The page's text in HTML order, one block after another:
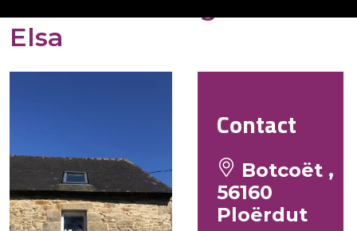
Elsa
Contact
Botcoët ,
56160
Ploërdut